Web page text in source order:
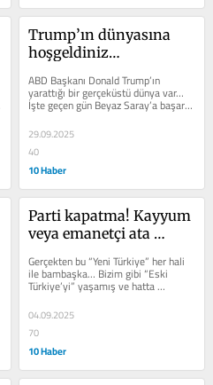
Trump’ın dünyasına
hoşgeldiniz…
ABD Başkanı Donald Trump’ın
yarattığı bir gerçeküstü dünya var…
İşte geçen gün Beyaz Saray’a başarılı
bir ziyaret yapan...
29.09.2025
40
10 Haber
Parti kapatma! Kayyum
veya emanetçi ata
Gerçekten bu “Yeni Türkiye” her hali
ile bambaşka… Bizim gibi “Eski
Türkiye’yi” yaşamış ve hatta
göbeğinde demokrasi...
04.09.2025
70
10 Haber